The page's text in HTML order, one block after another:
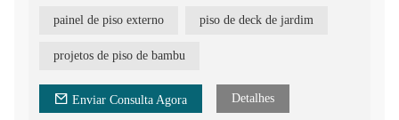
Revestimentos de piso de deck de bambu com tratamento
alta qualidade e preço baixo. Material de piso de bambu para
Piso de bambu antiderrapante envelhecido de grau A com tipo
de superfície de pequenas ondas. Painéis de deck externo de
painel de piso externo piso de deck de jardim
projetos de piso de bambu
Enviar Consulta Agora Detalhes